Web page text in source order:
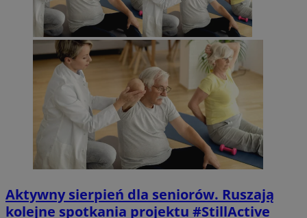
Aktywny sierpień dla seniorów. Ruszają
kolejne spotkania projektu #StillActive